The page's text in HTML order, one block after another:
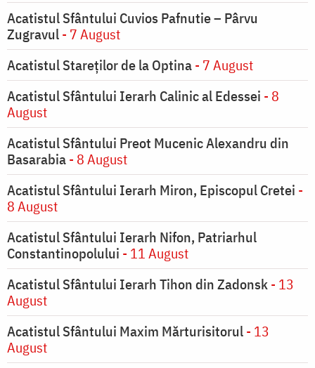
Acatistul Sfântului Cuvios Pafnutie – Pârvu
Zugravul- 7 August
Acatistul Stareţilor de la Optina- 7 August
Acatistul Sfântului Ierarh Calinic al Edessei - 8
August
Acatistul Sfântului Preot Mucenic Alexandru din
Basarabia- 8 August
Acatistul Sfântului Ierarh Miron, Episcopul Cretei -
8 August
Acatistul Sfântului Ierarh Nifon, Patriarhul
Constantinopolului - 11 August
Acatistul Sfântului Ierarh Tihon din Zadonsk- 13
August
Acatistul Sfântului Maxim Mărturisitorul- 13
August